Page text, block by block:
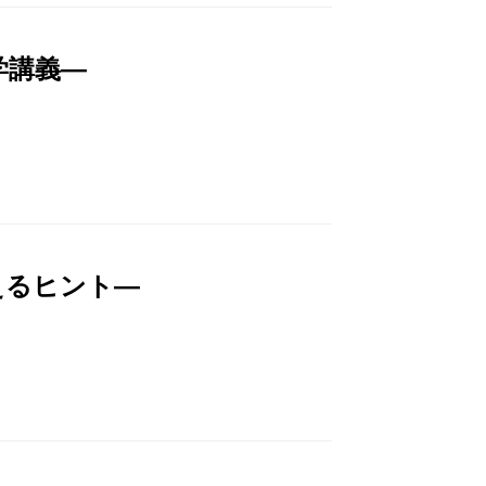
講義―
るヒント―